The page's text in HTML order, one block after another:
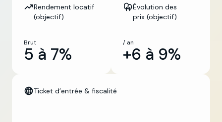
Rendement locatif
(objectif)
Brut
5 à 7%
Évolution des
prix (objectif)
/ an
+6 à 9%
Ticket d’entrée & fiscalité